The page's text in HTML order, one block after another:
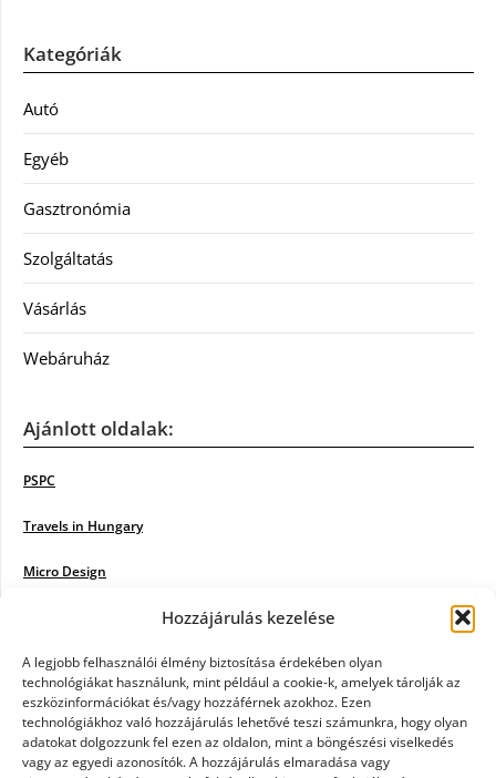
Hozzájárulás kezelése
A legjobb felhasználói élmény biztosítása érdekében olyan
technológiákat használunk, mint például a cookie-k, amelyek tárolják az
eszközinformációkat és/vagy hozzáférnek azokhoz. Ezen
technológiákhoz való hozzájárulás lehetővé teszi számunkra, hogy olyan
adatokat dolgozzunk fel ezen az oldalon, mint a böngészési viselkedés
vagy az egyedi azonosítók. A hozzájárulás elmaradása vagy
Kategóriák
Autó
Egyéb
Gasztronómia
Szolgáltatás
Vásárlás
Webáruház
Ajánlott oldalak:
PSPC
Travels in Hungary
Micro Design
Poiwiki
Öntözőrendszer
Jazz Steps